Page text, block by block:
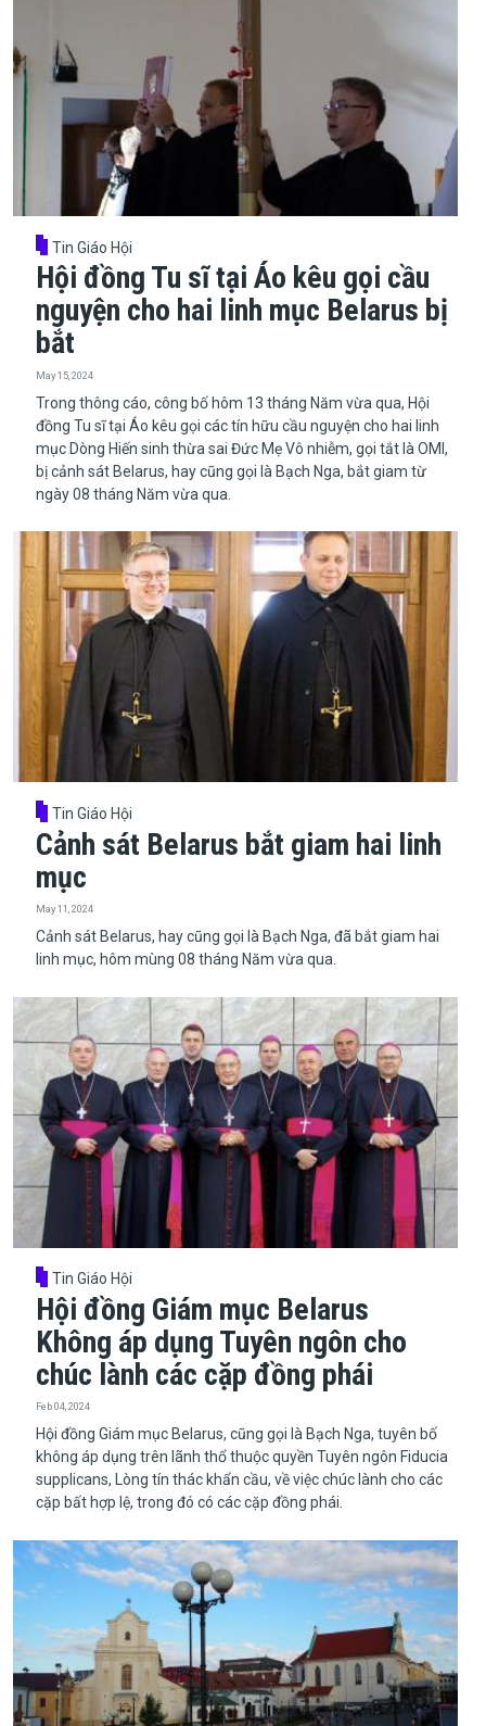
Tin Giáo Hội
Hội đồng Tu sĩ tại Áo kêu gọi cầu
nguyện cho hai linh mục Belarus bị
bắt
May 15, 2024
​​​​​​​Trong thông cáo, công bố hôm 13 tháng Năm vừa qua, Hội
đồng Tu sĩ tại Áo kêu gọi các tín hữu cầu nguyện cho hai linh
mục Dòng Hiến sinh thừa sai Đức Mẹ Vô nhiễm, gọi tắt là OMI,
bị cảnh sát Belarus, hay cũng gọi là Bạch Nga, bắt giam từ
ngày 08 tháng Năm vừa qua.
Tin Giáo Hội
Cảnh sát Belarus bắt giam hai linh
mục
May 11, 2024
​​​​​​​Cảnh sát Belarus, hay cũng gọi là Bạch Nga, đã bắt giam hai
linh mục, hôm mùng 08 tháng Năm vừa qua.
Tin Giáo Hội
Hội đồng Giám mục Belarus
Không áp dụng Tuyên ngôn cho
chúc lành các cặp đồng phái
Feb 04, 2024
​​​​​​​Hội đồng Giám mục Belarus, cũng gọi là Bạch Nga, tuyên bố
không áp dụng trên lãnh thổ thuộc quyền Tuyên ngôn Fiducia
supplicans, Lòng tín thác khẩn cầu, về việc chúc lành cho các
cặp bất hợp lệ, trong đó có các cặp đồng phái.